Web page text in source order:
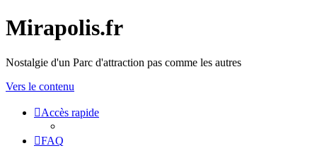
Mirapolis.fr
Nostalgie d'un Parc d'attraction pas comme les autres
Vers le contenu
Accès rapide
FAQ